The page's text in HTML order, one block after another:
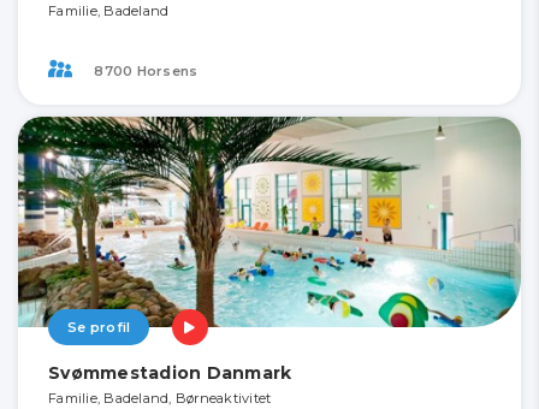
Familie, Badeland
8700 Horsens
Se profil
Svømmestadion Danmark
Familie, Badeland, Børneaktivitet